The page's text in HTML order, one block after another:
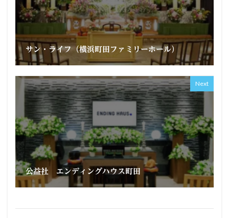
サン・ライフ（横浜町田ファミリーホール）
Next
公益社 エンディングハウス町田